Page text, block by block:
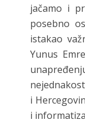
jačamo i
posebno
istakao
Yunus
i
i